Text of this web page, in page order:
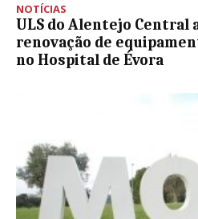
NOTÍCIAS
ULS do Alentejo Central
renovação de
no Hospital de Évora